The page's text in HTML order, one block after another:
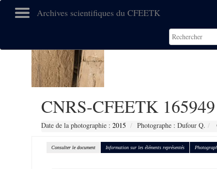
Archives scientifiques du CFEETK
CNRS-CFEETK 165949
Date de la photographie : 2015 Photographe : Dufour Q.
Consulter le document Information sur les éléments représentés